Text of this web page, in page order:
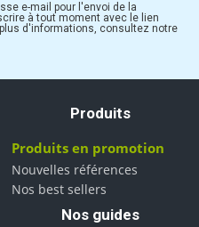
e-mail pour l'envoi de la
à tout moment avec le lien
d'informations, consultez notre
Produits
Produits en promotion
Nouvelles références
Nos best sellers
Nos guides